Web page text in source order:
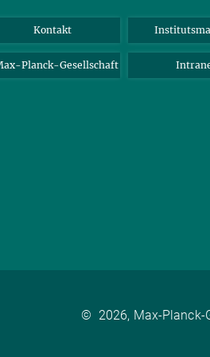
Kontakt
Planck-Gesellschaft
© 2026, Max-Planck-